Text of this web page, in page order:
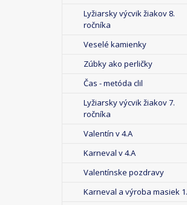
Lyžiarsky výcvik žiakov 8.
ročníka
Veselé kamienky
Zúbky ako perličky
Čas - metóda clil
Lyžiarsky výcvik žiakov 7.
ročníka
Valentín v 4.A
Karneval v 4.A
Valentínske pozdravy
Karneval a výroba masiek